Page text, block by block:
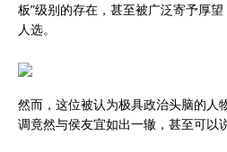
板”级别的存在，甚至被广泛寄予厚
人选。
然而，这位被认为极具政治头脑的人
调竟然与侯友宜如出一辙，甚至可以